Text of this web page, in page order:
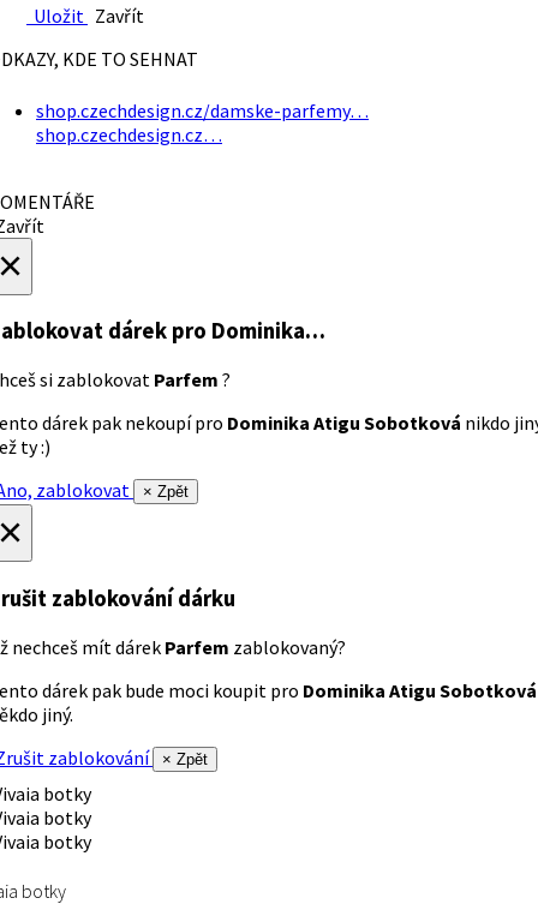
Uložit Zavřít
KDE TO SEHNAT
shop.czechdesign.cz/damske-parfemy…
shop.czechdesign.cz…
dárek pro Dominika…
si zablokovat Parfem ?
dárek pak nekoupí pro Dominika Atigu Sobotková nikdo
ty :)
zablokovat
× Zpět
zablokování dárku
nechceš mít dárek Parfem zablokovaný?
dárek pak bude moci koupit pro Dominika Atigu Sobotková
jiný.
zablokování
× Zpět
botky